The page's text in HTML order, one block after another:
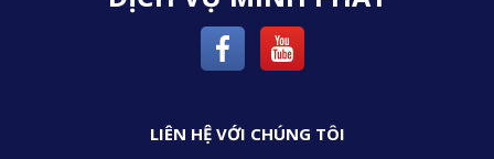
LIÊN HỆ VỚI CHÚNG TÔI